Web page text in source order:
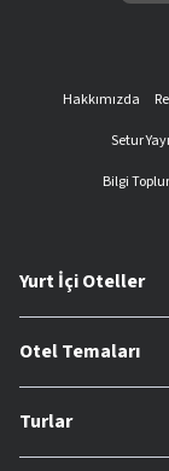
Hakkımızda
Setur
Bilgi
Yurt İçi Oteller
Otel Temaları
Turlar